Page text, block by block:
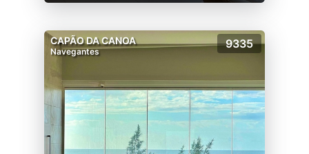
CAPÃO DA CANOA
Navegantes
9335